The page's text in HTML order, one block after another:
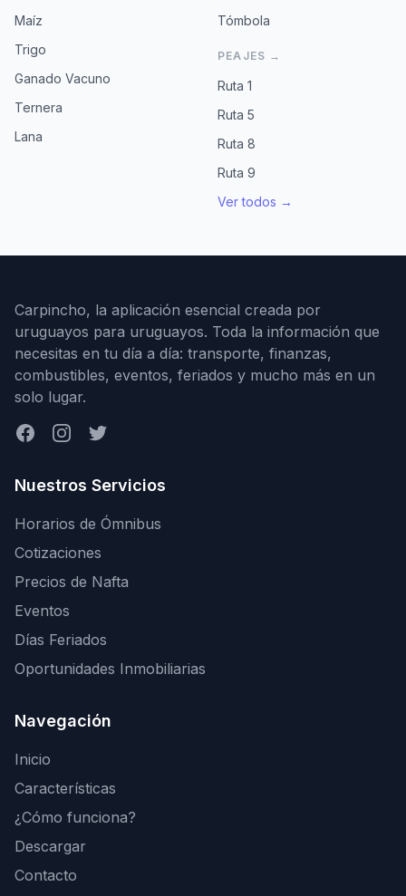
Maíz
Trigo
Ganado Vacuno
Ternera
Lana
Tómbola
PEAJES →
Ruta 1
Ruta 5
Ruta 8
Ruta 9
Ver todos →
Carpincho, la aplicación esencial creada por
uruguayos para uruguayos. Toda la información que
necesitas en tu día a día: transporte, finanzas,
combustibles, eventos, feriados y mucho más en un
solo lugar.
FacebookInstagram
Twitter
Nuestros Servicios
Horarios de Ómnibus
Cotizaciones
Precios de Nafta
Eventos
Días Feriados
Oportunidades Inmobiliarias
Navegación
Inicio
Características
¿Cómo funciona?
Descargar
Contacto